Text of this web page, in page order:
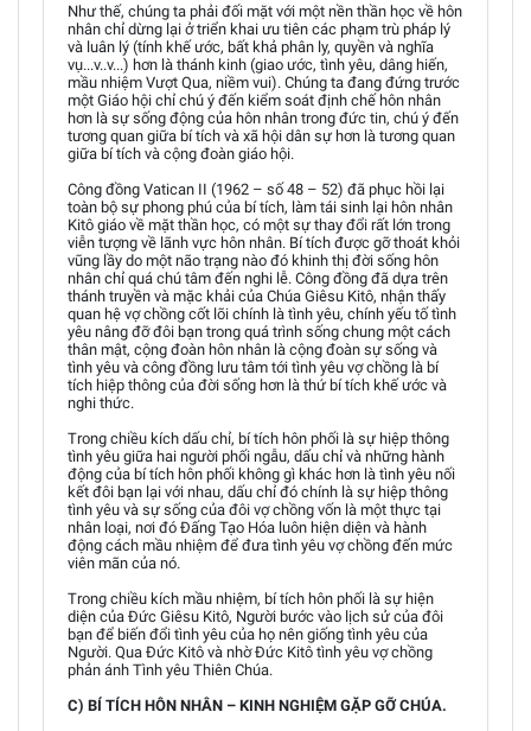
Như thế, chúng ta phải đối mặt với một nền thần học về hôn
nhân chỉ dừng lại ở triển khai ưu tiên các phạm trù pháp lý
và luân lý (tính khế ước, bất khả phân ly, quyền và nghĩa
vụ...v..v...) hơn là thánh kinh (giao ước, tình yêu, dâng hiến,
mầu nhiệm Vượt Qua, niềm vui). Chúng ta đang đứng trước
một Giáo hội chỉ chú ý đến kiểm soát định chế hôn nhân
hơn là sự sống động của hôn nhân trong đức tin, chú ý đến
tương quan giữa bí tích và xã hội dân sự hơn là tương quan
giữa bí tích và cộng đoàn giáo hội.
Công đồng Vatican II (1962 – số 48 – 52) đã phục hồi lại
toàn bộ sự phong phú của bí tích, làm tái sinh lại hôn nhân
Kitô giáo về mặt thần học, có một sự thay đổi rất lớn trong
viễn tượng về lãnh vực hôn nhân. Bí tích được gỡ thoát khỏi
vũng lầy do một não trạng nào đó khinh thị đời sống hôn
nhân chỉ quá chú tâm đến nghi lễ. Công đồng đã dựa trên
thánh truyền và mặc khải của Chúa Giêsu Kitô, nhận thấy
quan hệ vợ chồng cốt lõi chính là tình yêu, chính yếu tố tình
yêu nâng đỡ đôi bạn trong quá trình sống chung một cách
thân mật, cộng đoàn hôn nhân là cộng đoàn sự sống và
tình yêu và công đồng lưu tâm tới tình yêu vợ chồng là bí
tích hiệp thông của đời sống hơn là thứ bí tích khế ước và
nghi thức.
Trong chiều kích dấu chỉ, bí tích hôn phối là sự hiệp thông
tình yêu giữa hai người phối ngẫu, dấu chỉ và những hành
động của bí tích hôn phối không gì khác hơn là tình yêu nối
kết đôi bạn lại với nhau, dấu chỉ đó chính là sự hiệp thông
tình yêu và sự sống của đôi vợ chồng vốn là một thực tại
nhân loại, nơi đó Đấng Tạo Hóa luôn hiện diện và hành
động cách mầu nhiệm để đưa tình yêu vợ chồng đến mức
viên mãn của nó.
Trong chiều kích mầu nhiệm, bí tích hôn phối là sự hiện
diện của Đức Giêsu Kitô, Người bước vào lịch sử của đôi
bạn để biến đổi tình yêu của họ nên giống tình yêu của
Người. Qua Đức Kitô và nhờ Đức Kitô tình yêu vợ chồng
phản ánh Tình yêu Thiên Chúa.
C) BÍ TÍCH HÔN NHÂN – KINH NGHIỆM GẶP GỠ CHÚA.